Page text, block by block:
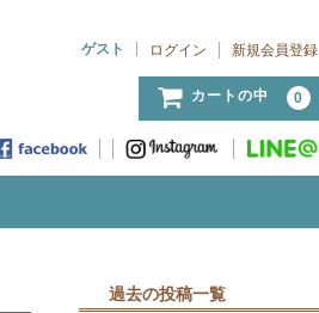
ゲスト
ログイン 新規会員登録
カートの中 0
過去の投稿一覧